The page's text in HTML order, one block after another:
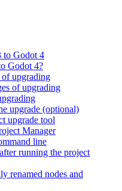
to Godot 4
Godot 4?
of upgrading
of upgrading
upgrade (optional)
upgrade tool
Manager
line
running the project
renamed nodes and